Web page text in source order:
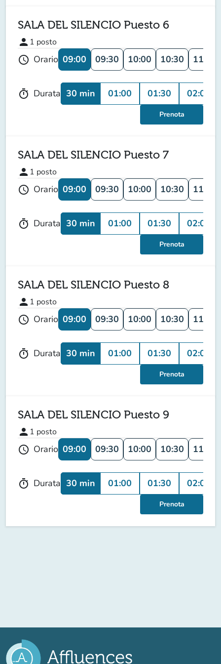
SALA DEL SILENCIO Puesto 6
person 1 posto
schedule Orario 09:00 09:30 10:00 10:30 11:00
timer Durata 30 min 01:00 01:30 02:00
Prenota
SALA DEL SILENCIO Puesto 7
person 1 posto
schedule Orario 09:00 09:30 10:00 10:30 11:00
timer Durata 30 min 01:00 01:30 02:00
Prenota
SALA DEL SILENCIO Puesto 8
person 1 posto
schedule Orario 09:00 09:30 10:00 10:30 11:00
timer Durata 30 min 01:00 01:30 02:00
Prenota
SALA DEL SILENCIO Puesto 9
person 1 posto
schedule Orario 09:00 09:30 10:00 10:30 11:00
timer Durata 30 min 01:00 01:30 02:00
Prenota